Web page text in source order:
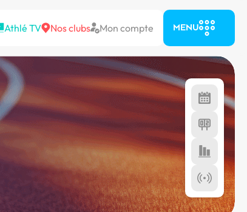
Athlé TV Nos clubs Mon compte MENU